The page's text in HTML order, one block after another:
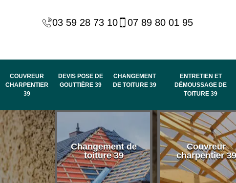
03 59 28 73 10 07 89 80 01 95
COUVREUR
CHARPENTIER
39
DEVIS POSE DE
GOUTTIÈRE 39
CHANGEMENT
DE TOITURE 39
ENTRETIEN ET
DÉMOUSSAGE DE
TOITURE 39
habillage
rive et
toit 39
Changement de
toiture 39
Couvreur
charpentier 39